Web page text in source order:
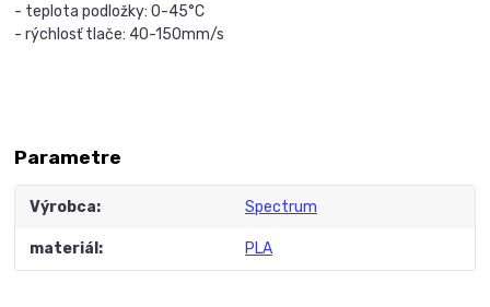
- teplota podložky: 0-45°C
- rýchlosť tlače: 40-150mm/s
Parametre
Výrobca Spectrum
materiál PLA